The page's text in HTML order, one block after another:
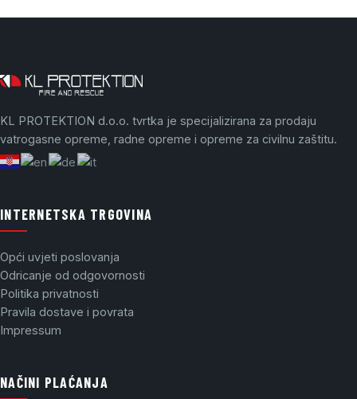
KL PROTEKTION d.o.o. tvrtka je specijalizirana za prodaju
vatrogasne opreme, radne opreme i opreme za civilnu zaštitu.
INTERNETSKA TRGOVINA
Opći uvjeti poslovanja
Odricanje od odgovornosti
Politika privatnosti
Pravila dostave i povrata
Impressum
NAČINI PLAĆANJA